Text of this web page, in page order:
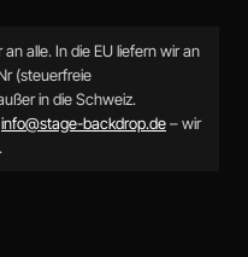
alle. In die EU liefern wir an
(steuerfreie
in die Schweiz.
info@stage-backdrop.de– wir